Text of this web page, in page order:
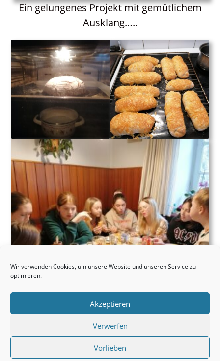
Wir verwenden Cookies, um unsere Website und unseren Service zu
optimieren.
Akzeptieren
Verwerfen
Vorlieben
Ein gelungenes Projekt mit gemütlichem
Ausklang…..